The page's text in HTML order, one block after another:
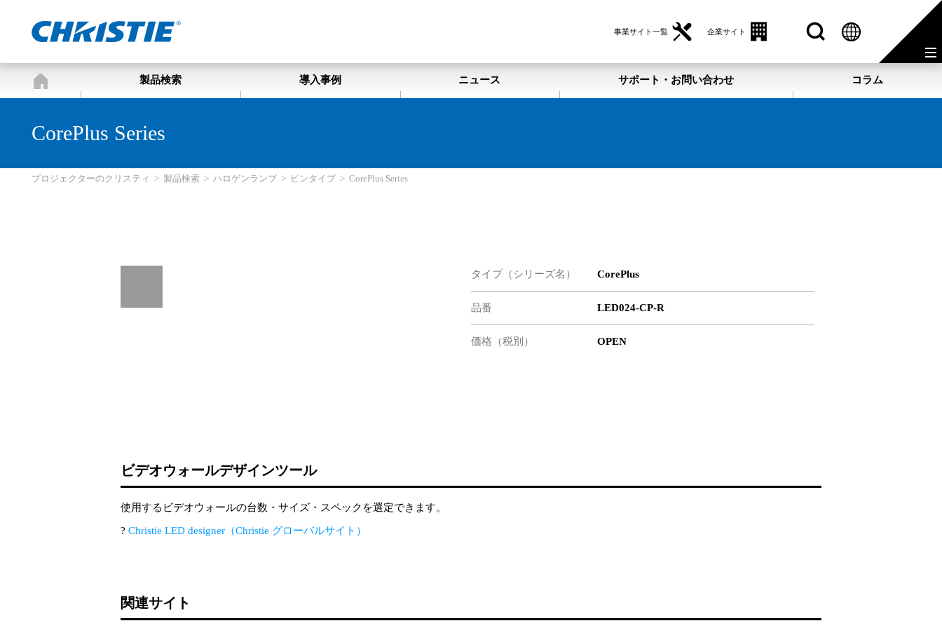
事業サイト一覧 企業サイト
プロジェクターのクリスティ
製品検索 導入事例 ニュース サポート・お問い合わせ コラム
CorePlus Series
プロジェクターのクリスティ > 製品検索 > ハロゲンランプ > ピンタイプ > CorePlus Series
タイプ（シリーズ名） CorePlus
品番 LED024-CP-R
価格（税別） OPEN
ビデオウォールデザインツール
使用するビデオウォールの台数・サイズ・スペックを選定できます。
? Christie LED designer（Christie グローバルサイト）
関連サイト